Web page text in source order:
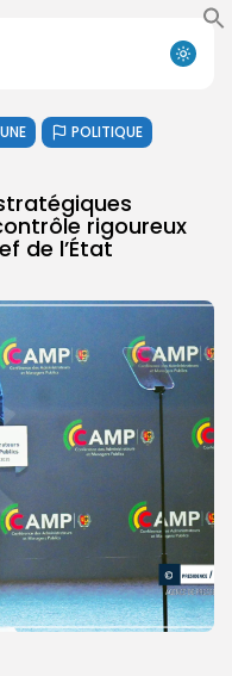
POLITIQUE
rigoureux
de l’État